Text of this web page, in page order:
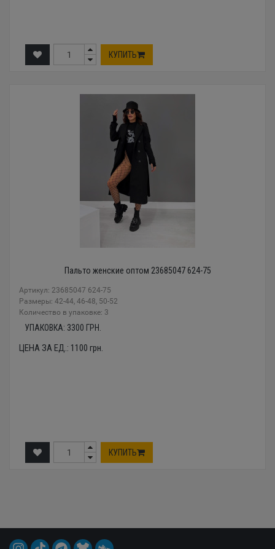
КУПИТЬ
Пальто женские оптом 23685047 624-75
Артикул: 23685047 624-75
Размеры: 42-44, 46-48, 50-52
Количество в упаковке: 3
УПАКОВКА: 3300 ГРН.
ЦЕНА ЗА ЕД.: 1100 грн.
КУПИТЬ